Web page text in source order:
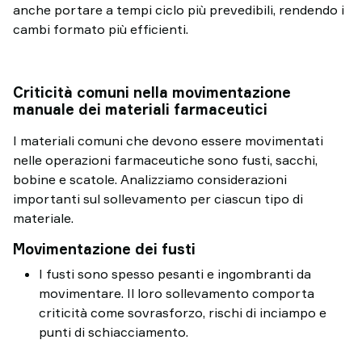
anche portare a tempi ciclo più prevedibili, rendendo i
cambi formato più efficienti.
Criticità comuni nella movimentazione
manuale dei materiali farmaceutici
I materiali comuni che devono essere movimentati
nelle operazioni farmaceutiche sono fusti, sacchi,
bobine e scatole. Analizziamo considerazioni
importanti sul sollevamento per ciascun tipo di
materiale.
Movimentazione dei fusti
I fusti sono spesso pesanti e ingombranti da
movimentare. Il loro sollevamento comporta
criticità come sovrasforzo, rischi di inciampo e
punti di schiacciamento.